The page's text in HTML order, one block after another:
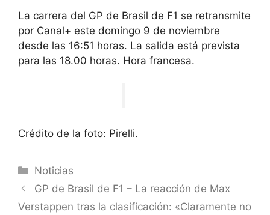
La carrera del GP de Brasil de F1 se retransmite
por Canal+ este domingo 9 de noviembre
desde las 16:51 horas. La salida está prevista
para las 18.00 horas. Hora francesa.
Crédito de la foto: Pirelli.
Categorías
Noticias
GP de Brasil de F1 – La reacción de Max
Verstappen tras la clasificación: «Claramente no